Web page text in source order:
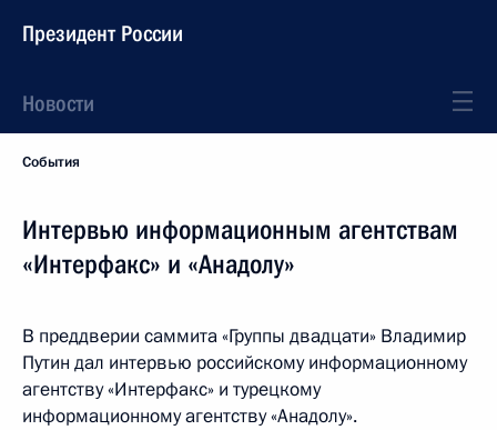
Президент России
Новости
События
Интервью информационным агентствам
«Интерфакс» и «Анадолу»
В преддверии саммита «Группы двадцати» Владимир
Путин дал интервью российскому информационному
агентству «Интерфакс» и турецкому
информационному агентству «Анадолу».